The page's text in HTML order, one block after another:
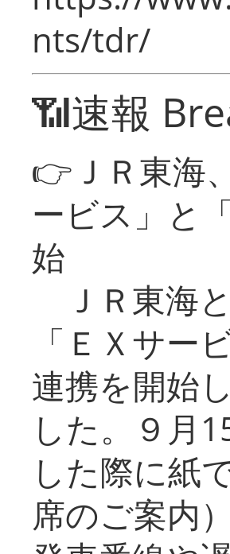
nts/tdr/
📶速報
👉ＪＲ東海
ービス」と
始
ＪＲ東海
「ＥＸサー
連携を開始
した。９月
した際に紙
席のご案内